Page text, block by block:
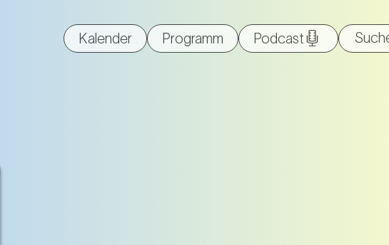
Kalender Programm Podcast
nach: